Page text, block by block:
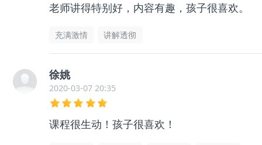
老师讲得特别好，内容有趣，孩子很喜欢。
充满激情 讲解透彻
徐姚
2020-03-07 20:35
课程很生动！孩子很喜欢！